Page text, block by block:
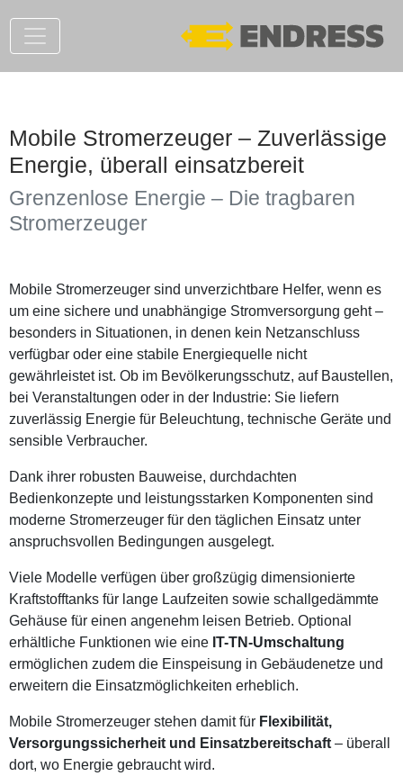
Mobile Stromerzeuger – Zuverlässige
Energie, überall einsatzbereit
Grenzenlose Energie – Die tragbaren
Stromerzeuger
Mobile Stromerzeuger sind unverzichtbare Helfer, wenn es
um eine sichere und unabhängige Stromversorgung geht –
besonders in Situationen, in denen kein Netzanschluss
verfügbar oder eine stabile Energiequelle nicht
gewährleistet ist. Ob im Bevölkerungsschutz, auf Baustellen,
bei Veranstaltungen oder in der Industrie: Sie liefern
zuverlässig Energie für Beleuchtung, technische Geräte und
sensible Verbraucher.
Dank ihrer robusten Bauweise, durchdachten
Bedienkonzepte und leistungsstarken Komponenten sind
moderne Stromerzeuger für den täglichen Einsatz unter
anspruchsvollen Bedingungen ausgelegt.
Viele Modelle verfügen über großzügig dimensionierte
Kraftstofftanks für lange Laufzeiten sowie schallgedämmte
Gehäuse für einen angenehm leisen Betrieb. Optional
erhältliche Funktionen wie eine IT-TN-Umschaltung
ermöglichen zudem die Einspeisung in Gebäudenetze und
erweitern die Einsatzmöglichkeiten erheblich.
Mobile Stromerzeuger stehen damit für Flexibilität,
Versorgungssicherheit und Einsatzbereitschaft – überall
dort, wo Energie gebraucht wird.